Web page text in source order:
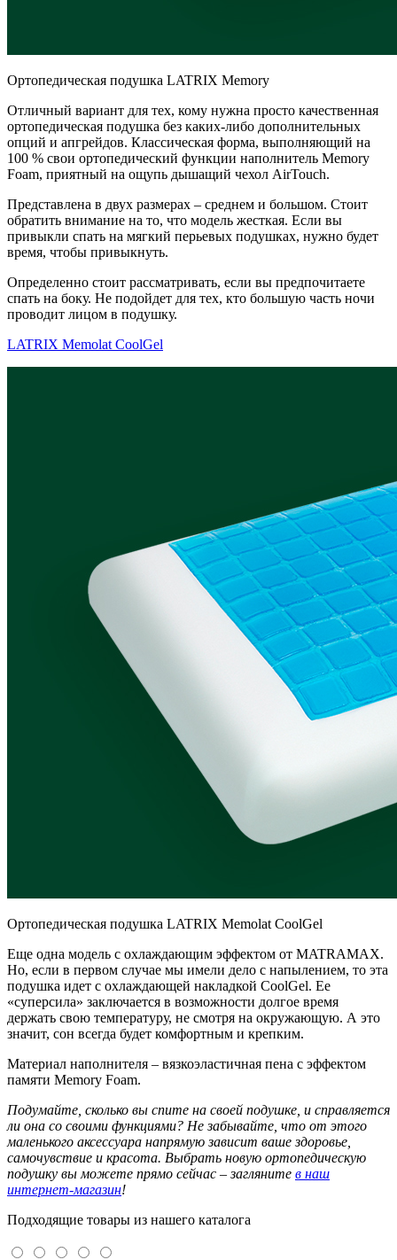
Ортопедическая подушка LATRIX Memory
Отличный вариант для тех, кому нужна просто качественная
ортопедическая подушка без каких-либо дополнительных
опций и апгрейдов. Классическая форма, выполняющий на
100 % свои ортопедический функции наполнитель Memory
Foam, приятный на ощупь дышащий чехол AirTouch.
Представлена в двух размерах – среднем и большом. Стоит
обратить внимание на то, что модель жесткая. Если вы
привыкли спать на мягкий перьевых подушках, нужно будет
время, чтобы привыкнуть.
Определенно стоит рассматривать, если вы предпочитаете
спать на боку. Не подойдет для тех, кто большую часть ночи
проводит лицом в подушку.
LATRIX Memolat CoolGel
Ортопедическая подушка LATRIX Memolat CoolGel
Еще одна модель с охлаждающим эффектом от MATRAMAX.
Но, если в первом случае мы имели дело с напылением, то эта
подушка идет с охлаждающей накладкой CoolGel. Ее
«суперсила» заключается в возможности долгое время
держать свою температуру, не смотря на окружающую. А это
значит, сон всегда будет комфортным и крепким.
Материал наполнителя – вязкоэластичная пена с эффектом
памяти Memory Foam.
Подумайте, сколько вы спите на своей подушке, и справляется
ли она со своими функциями? Не забывайте, что от этого
маленького аксессуара напрямую зависит ваше здоровье,
самочувствие и красота. Выбрать новую ортопедическую
подушку вы можете прямо сейчас – загляните в наш
интернет-магазин!
Подходящие товары из нашего каталога